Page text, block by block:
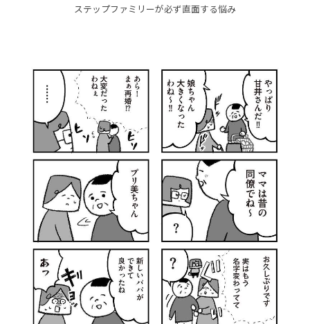
ステップファミリーが必ず直面する悩み